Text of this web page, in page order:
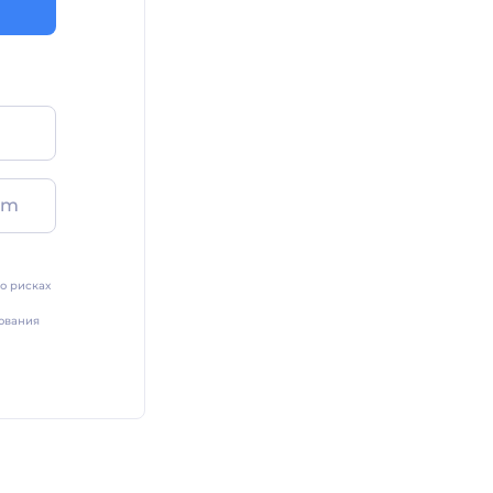
рисках